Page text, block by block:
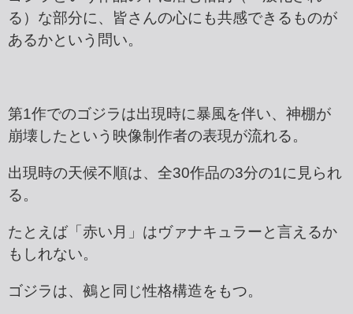
る）な部分に、皆さんの心にも共感できるものが
あるかという問い。
第1作でのゴジラは出現時に暴風を伴い、神棚が
崩壊したという映像制作者の表現が流れる。
出現時の天候不順は、全30作品の3分の1に見られ
る。
たとえば「赤い月」はヴァナキュラーと言えるか
もしれない。
ゴジラは、鵺と同じ性格構造をもつ。